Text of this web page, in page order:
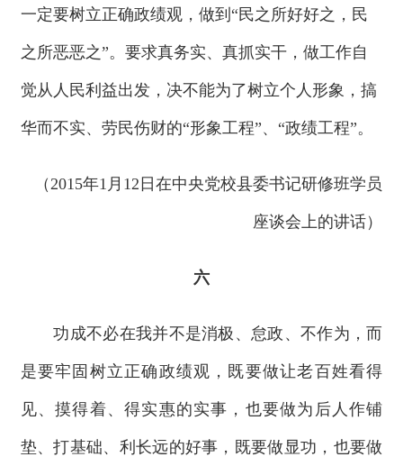
一定要树立正确政绩观，做到“民之所好好之，民
之所恶恶之”。要求真务实、真抓实干，做工作自
觉从人民利益出发，决不能为了树立个人形象，搞
华而不实、劳民伤财的“形象工程”、“政绩工程”。
（2015年1月12日在中央党校县委书记研修班学员
座谈会上的讲话）
六
功成不必在我并不是消极、怠政、不作为，而
是要牢固树立正确政绩观，既要做让老百姓看得
见、摸得着、得实惠的实事，也要做为后人作铺
垫、打基础、利长远的好事，既要做显功，也要做